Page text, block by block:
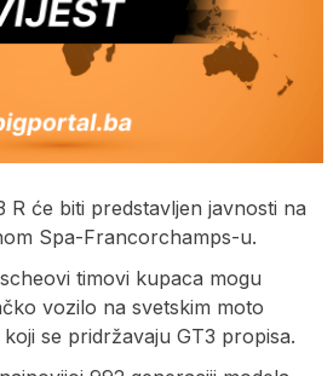
R će biti predstavljen javnosti na
Spa-Francorchamps-u.
timovi kupaca mogu
vozilo na svetskim moto
se pridržavaju GT3 propisa.